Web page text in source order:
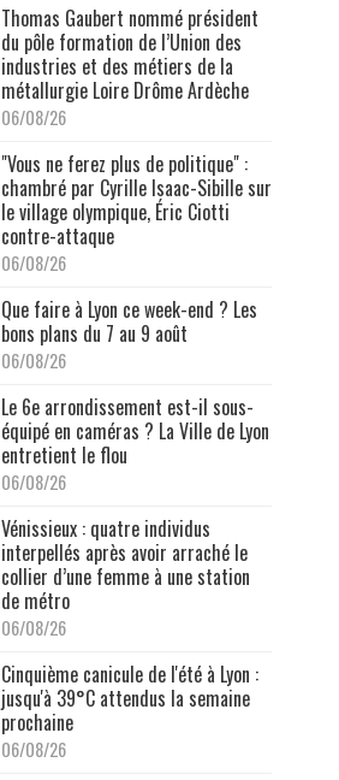
Thomas Gaubert nommé président
du pôle formation de l’Union des
industries et des métiers de la
métallurgie Loire Drôme Ardèche
06/08/26
"Vous ne ferez plus de politique" :
chambré par Cyrille Isaac-Sibille sur
le village olympique, Éric Ciotti
contre-attaque
06/08/26
Que faire à Lyon ce week-end ? Les
bons plans du 7 au 9 août
06/08/26
Le 6e arrondissement est-il sous-
équipé en caméras ? La Ville de Lyon
entretient le flou
06/08/26
Vénissieux : quatre individus
interpellés après avoir arraché le
collier d’une femme à une station
de métro
06/08/26
Cinquième canicule de l'été à Lyon :
jusqu'à 39°C attendus la semaine
prochaine
06/08/26